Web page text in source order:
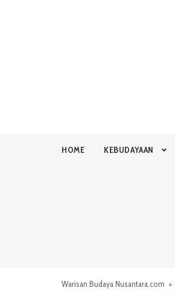
HOME KEBUDAYAAN
Warisan Budaya Nusantara.com »